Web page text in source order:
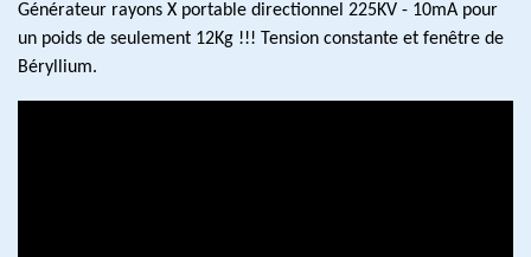
Générateur rayons X portable directionnel 225KV - 10mA pour
un poids de seulement 12Kg !!! Tension constante et fenêtre de
Béryllium.